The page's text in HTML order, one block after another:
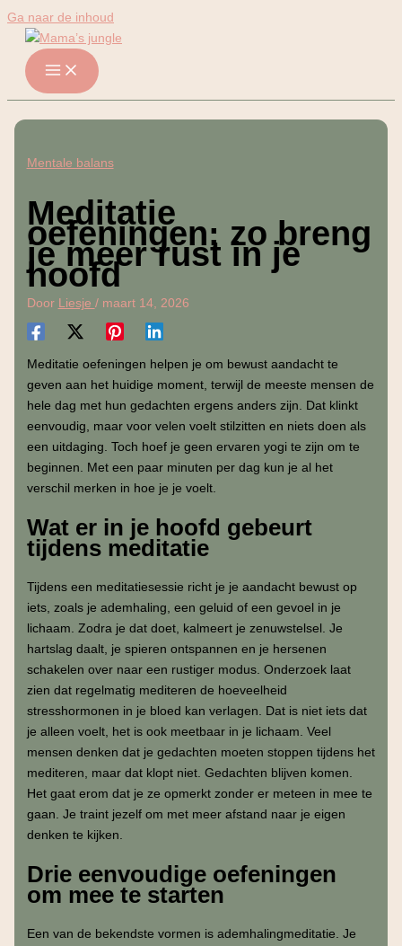
Ga naar de inhoud
Mentale balans
Meditatie
oefeningen: zo breng
je meer rust in je
hoofd
Door Liesje / maart 14, 2026
Meditatie oefeningen helpen je om bewust aandacht te
geven aan het huidige moment, terwijl de meeste mensen de
hele dag met hun gedachten ergens anders zijn. Dat klinkt
eenvoudig, maar voor velen voelt stilzitten en niets doen als
een uitdaging. Toch hoef je geen ervaren yogi te zijn om te
beginnen. Met een paar minuten per dag kun je al het
verschil merken in hoe je je voelt.
Wat er in je hoofd gebeurt
tijdens meditatie
Tijdens een meditatiesessie richt je je aandacht bewust op
iets, zoals je ademhaling, een geluid of een gevoel in je
lichaam. Zodra je dat doet, kalmeert je zenuwstelsel. Je
hartslag daalt, je spieren ontspannen en je hersenen
schakelen over naar een rustiger modus. Onderzoek laat
zien dat regelmatig mediteren de hoeveelheid
stresshormonen in je bloed kan verlagen. Dat is niet iets dat
je alleen voelt, het is ook meetbaar in je lichaam. Veel
mensen denken dat je gedachten moeten stoppen tijdens het
mediteren, maar dat klopt niet. Gedachten blijven komen.
Het gaat erom dat je ze opmerkt zonder er meteen in mee te
gaan. Je traint jezelf om met meer afstand naar je eigen
denken te kijken.
Drie eenvoudige oefeningen
om mee te starten
Een van de bekendste vormen is ademhalingmeditatie. Je